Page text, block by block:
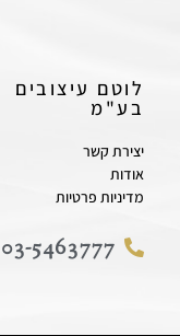
לוטם עיצובים
בע"מ
יצירת קשר
אודות
מדיניות פרטיות
03-5463777